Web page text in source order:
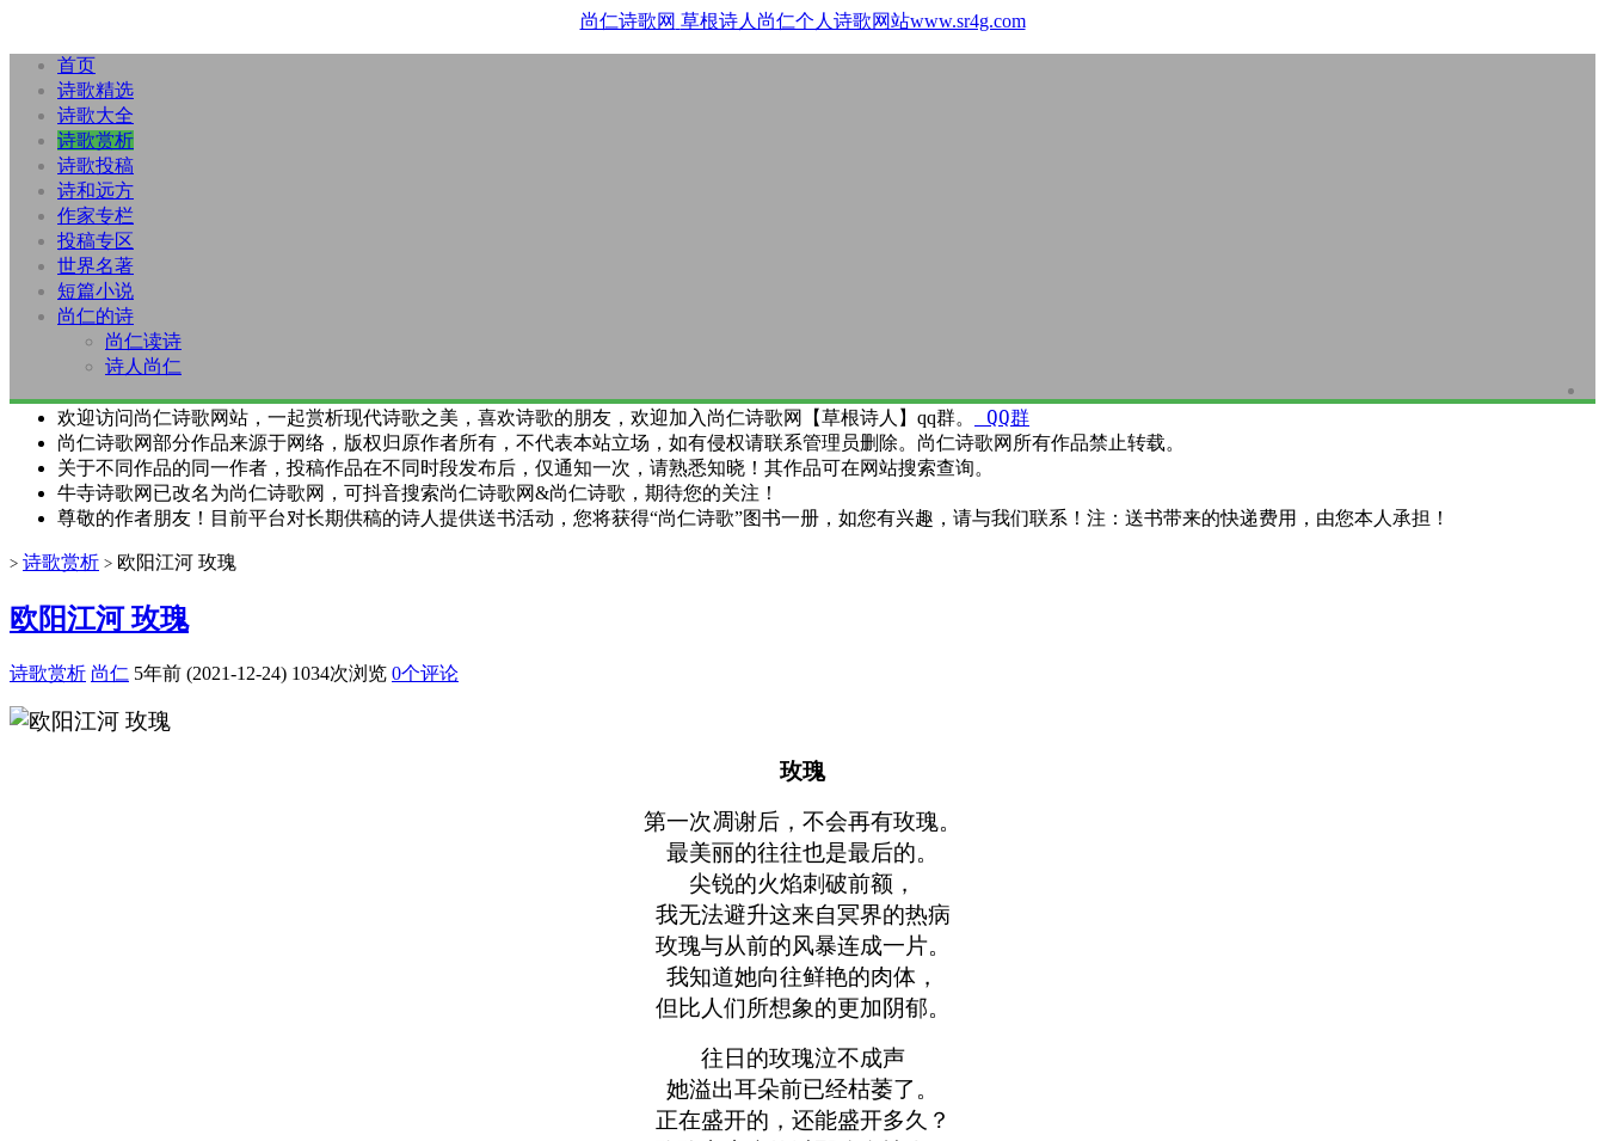
尚仁诗歌网 草根诗人尚仁个人诗歌网站www.sr4g.com
首页
诗歌精选
诗歌大全
诗歌赏析
诗歌投稿
诗和远方
作家专栏
投稿专区
世界名著
短篇小说
尚仁的诗
尚仁读诗
诗人尚仁
欢迎访问尚仁诗歌网站，一起赏析现代诗歌之美，喜欢诗歌的朋友，欢迎加入尚仁诗歌网【草根诗人】qq群。 QQ群
尚仁诗歌网部分作品来源于网络，版权归原作者所有，不代表本站立场，如有侵权请联系管理员删除。尚仁诗歌网所有作品禁止转载。
关于不同作品的同一作者，投稿作品在不同时段发布后，仅通知一次，请熟悉知晓！其作品可在网站搜索查询。
牛寺诗歌网已改名为尚仁诗歌网，可抖音搜索尚仁诗歌网&尚仁诗歌，期待您的关注！
尊敬的作者朋友！目前平台对长期供稿的诗人提供送书活动，您将获得“尚仁诗歌”图书一册，如您有兴趣，请与我们联系！注：送书带来的快递费用，由您本人承担！
> 诗歌赏析 > 欧阳江河 玫瑰
欧阳江河 玫瑰
诗歌赏析 尚仁 5年前 (2021-12-24) 1034次浏览 0个评论
玫瑰
第一次凋谢后，不会再有玫瑰。
最美丽的往往也是最后的。
尖锐的火焰刺破前额，
我无法避升这来自冥界的热病
玫瑰与从前的风暴连成一片。
我知道她向往鲜艳的肉体，
但比人们所想象的更加阴郁。
往日的玫瑰泣不成声
她溢出耳朵前已经枯萎了。
正在盛开的，还能盛开多久？